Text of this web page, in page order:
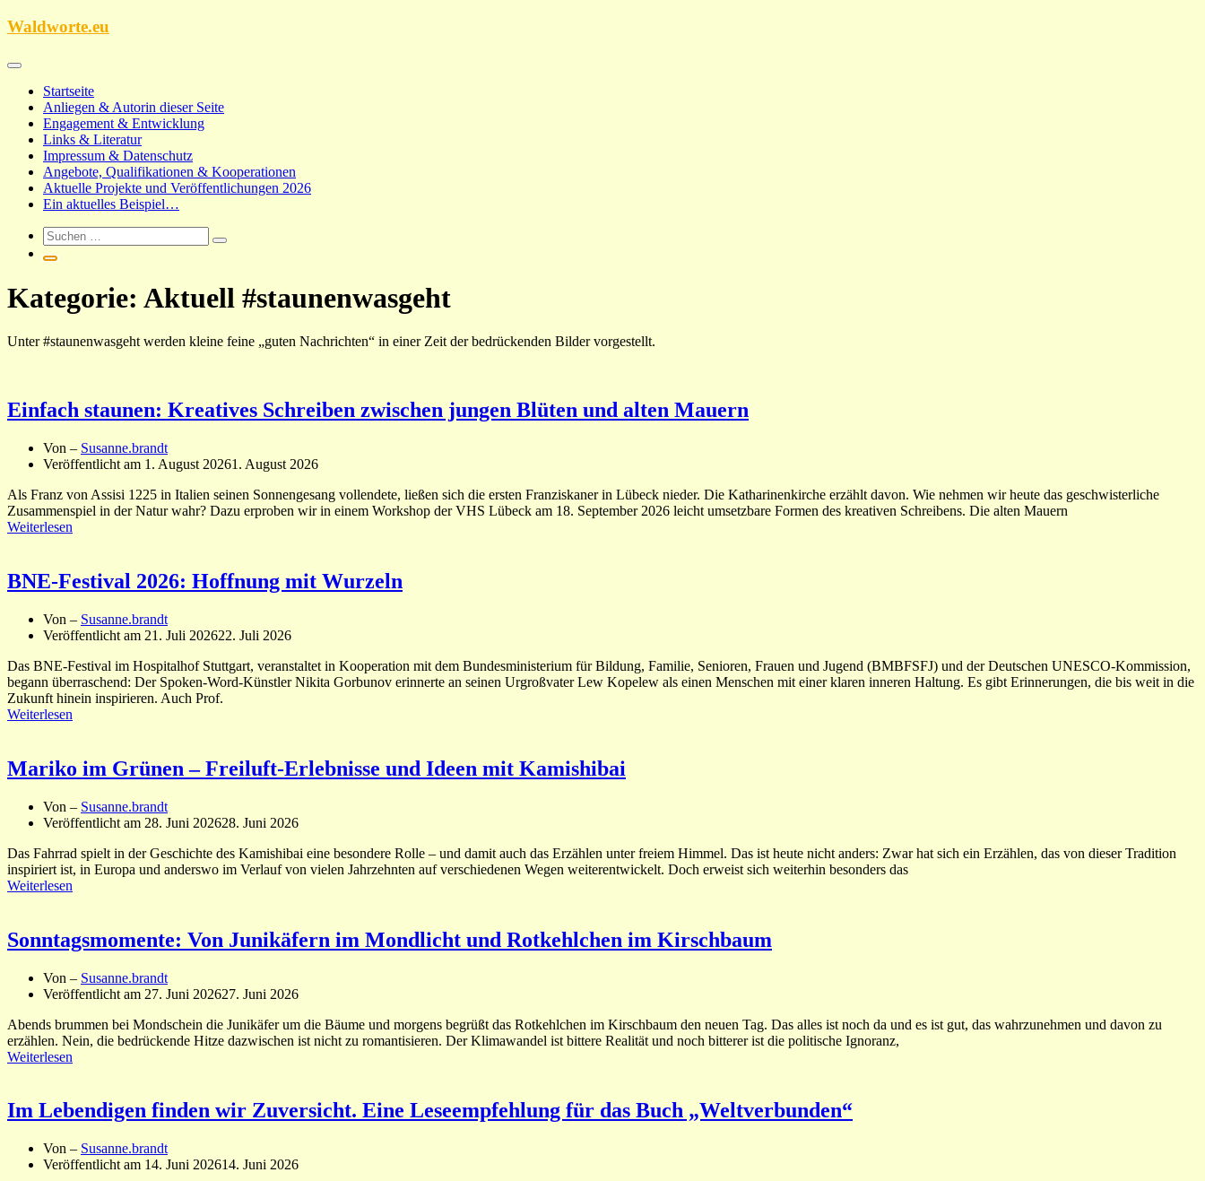
Zum
Waldworte.eu
Startseite
Anliegen & Autorin dieser Seite
Engagement & Entwicklung
Links & Literatur
Impressum & Datenschutz
Angebote, Qualifikationen & Kooperationen
Aktuelle Projekte und Veröffentlichungen 2026
Ein aktuelles Beispiel…
Kategorie: Aktuell #staunenwasgeht
Unter #staunenwasgeht werden kleine feine „guten Nachrichten“ in einer Zeit der bedrückenden Bilder vorgestellt.
Einfach staunen: Kreatives Schreiben zwischen jungen Blüten und alten Mauern
Von – Susanne.brandt
Veröffentlicht am 1. August 20261. August 2026
Als Franz von Assisi 1225 in Italien seinen Sonnengesang vollendete, ließen sich die ersten Franziskaner in Lübeck nieder. Die Katharinenkirche erzählt davon. Wie nehmen wir heute das geschwisterliche
Zusammenspiel in der Natur wahr? Dazu erproben wir in einem Workshop der VHS Lübeck am 18. September 2026 leicht umsetzbare Formen des kreativen Schreibens. Die alten Mauern
Weiterlesen
BNE-Festival 2026: Hoffnung mit Wurzeln
Von – Susanne.brandt
Veröffentlicht am 21. Juli 202622. Juli 2026
Das BNE-Festival im Hospitalhof Stuttgart, veranstaltet in Kooperation mit dem Bundesministerium für Bildung, Familie, Senioren, Frauen und Jugend (BMBFSFJ) und der Deutschen UNESCO-Kommission,
begann überraschend: Der Spoken-Word-Künstler Nikita Gorbunov erinnerte an seinen Urgroßvater Lew Kopelew als einen Menschen mit einer klaren inneren Haltung. Es gibt Erinnerungen, die bis weit in die
Zukunft hinein inspirieren. Auch Prof.
Weiterlesen
Mariko im Grünen – Freiluft-Erlebnisse und Ideen mit Kamishibai
Von – Susanne.brandt
Veröffentlicht am 28. Juni 202628. Juni 2026
Das Fahrrad spielt in der Geschichte des Kamishibai eine besondere Rolle – und damit auch das Erzählen unter freiem Himmel. Das ist heute nicht anders: Zwar hat sich ein Erzählen, das von dieser Tradition
inspiriert ist, in Europa und anderswo im Verlauf von vielen Jahrzehnten auf verschiedenen Wegen weiterentwickelt. Doch erweist sich weiterhin besonders das
Weiterlesen
Sonntagsmomente: Von Junikäfern im Mondlicht und Rotkehlchen im Kirschbaum
Von – Susanne.brandt
Veröffentlicht am 27. Juni 202627. Juni 2026
Abends brummen bei Mondschein die Junikäfer um die Bäume und morgens begrüßt das Rotkehlchen im Kirschbaum den neuen Tag. Das alles ist noch da und es ist gut, das wahrzunehmen und davon zu
erzählen. Nein, die bedrückende Hitze dazwischen ist nicht zu romantisieren. Der Klimawandel ist bittere Realität und noch bitterer ist die politische Ignoranz,
Weiterlesen
Im Lebendigen finden wir Zuversicht. Eine Leseempfehlung für das Buch „Weltverbunden“
Von – Susanne.brandt
Veröffentlicht am 14. Juni 202614. Juni 2026